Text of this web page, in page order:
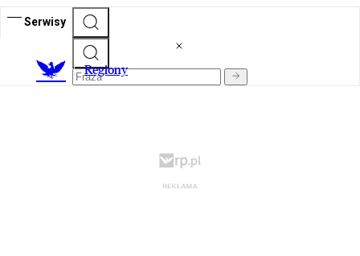
Serwisy
Regiony